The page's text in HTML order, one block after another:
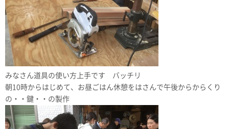
みなさん道具の使い方上手です バッチリ
朝10時からはじめて、お昼ごはん休憩をはさんで午後からからくり
の・・鍵・・の製作